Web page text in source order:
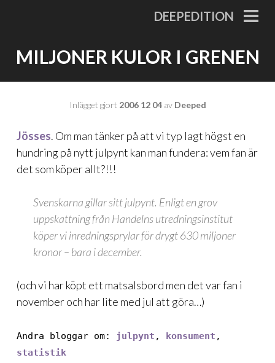
DEEPEDITION
MILJONER KULOR I GRENEN
Inlägget gjort 2006 12 04av Deeped
Jösses. Om man tänker på att vi typ lagt högst en
hundring på nytt julpynt kan man fundera: vem fan är
det som köper allt?!!!
Svenskarna gillar sitt julpynt. Enligt en grov
uppskattning från Handelns utredningsinstitut
köper vi inredningsprylar för drygt 630 miljoner
kronor – bara i december.
(och vi har köpt ett matsalsbord men det var fan i
november och har lite med jul att göra…)
Andra bloggar om: julpynt , konsument ,
statistik